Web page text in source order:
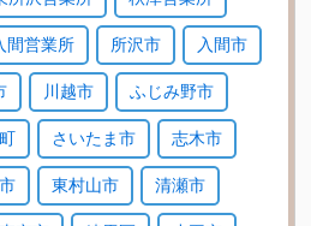
間営業所 所沢市 入間市
川越市 ふじみ野市
さいたま市 志木市
東村山市 清瀬市